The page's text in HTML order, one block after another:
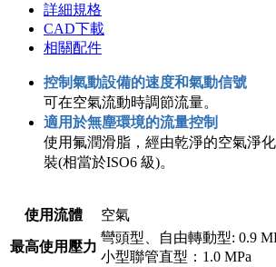
詳細規格
CAD下載
相關配件
控制氣動設備的速度和氣動信號
可在空氣流動時調節流量。
適用於無塵環境的流量控制
使用氟潤滑脂，經由乾淨的空氣淨
裝(相當於ISO6 級)。
使用流體 空氣
最高使用壓力
彎頭型、自由轉動型: 0.9
小型聯管直型：1.0 MPa